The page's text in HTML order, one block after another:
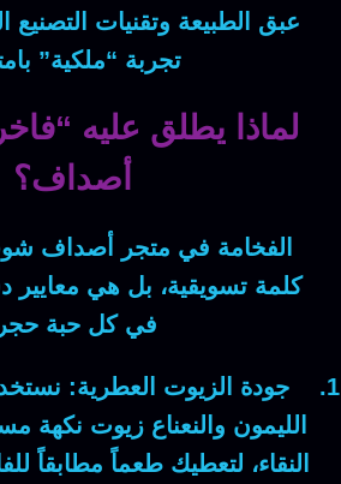
عبق الطبيعة وتقنيات التصنيع
تجربة “ملكية”
لماذا يطلق عليه
أصداف؟
الفخامة في متجر أصداف
كلمة تسويقية، بل هي معايير
في كل حبة
جودة الزيوت العطرية:
الليمون والنعناع زيوت نكهة
النقاء، لتعطيك طعماً مطابقاً